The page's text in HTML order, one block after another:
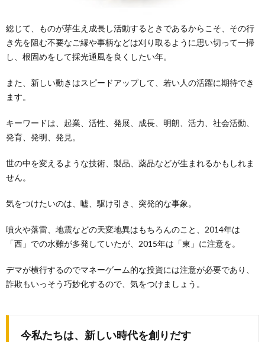
総じて、ものが芽生え成長し活動するときであるからこそ、その行
き先を阻む不要なご縁や事柄などは刈り取るように思い切って一掃
し、根固めをして採光通風を良くしたい年。
また、新しい動きはスピードアップして、若い人の活躍に期待でき
ます。
キーワードは、起業、活性、発展、成長、明朗、活力、社会活動、
発育、発明、発見。
世の中を変えるような技術、製品、薬品などが生まれるかもしれま
せん。
気をつけたいのは、嘘、駆け引き、突発的な事象。
噴火や落雷、地震などの天変地異はもちろんのこと、2014年は
「西」での水難が多発していたが、2015年は「東」に注意を。
デマが横行するのでマネーゲーム的な投資には注意が必要であり、
詐欺もいっそう巧妙化するので、気をつけましょう。
今私たちは、新しい時代を創りだす